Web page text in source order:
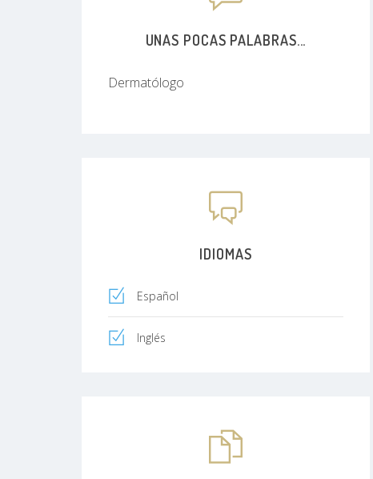
UNAS POCAS PALABRAS...
Dermatólogo
IDIOMAS
Español
Inglés